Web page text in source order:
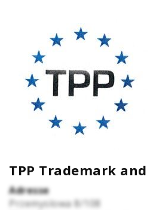
TPP Trademark
Adresse
Przemyslowa 8/108